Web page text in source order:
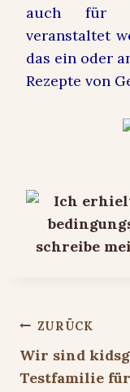
auch für
veranstaltet
das ein oder
Rezepte von
ZURÜCK
Wir sind
Testfamilie für